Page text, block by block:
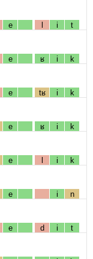
e l i t
e ʁ i k
e tʁ i k
e ʁ i k
e l i k
e i n
e d i t